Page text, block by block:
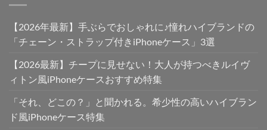
【2026年最新】手ぶらでおしゃれに♪憧れハイブランドの
「チェーン・ストラップ付きiPhoneケース」3選
【2026最新】チープに見せない！大人が持つべきルイヴ
ィトン風iPhoneケースおすすめ特集
「それ、どこの？」と聞かれる。希少性の高いハイブラン
ド風iPhoneケース特集